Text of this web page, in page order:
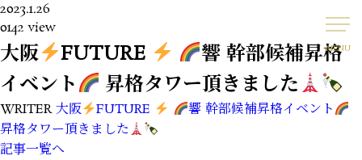
MENU
2023.1.26
0142 view
大阪 FUTURE
響 幹部候補昇格
イベント
昇格タワー頂きました
WRITER 大阪 FUTURE
響 幹部候補昇格イベント
昇格タワー頂きました
記事一覧へ